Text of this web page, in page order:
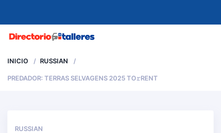
INICIO RUSSIAN
PREDADOR: TERRAS SELVAGENS 2025 TO𝚛RENT
RUSSIAN